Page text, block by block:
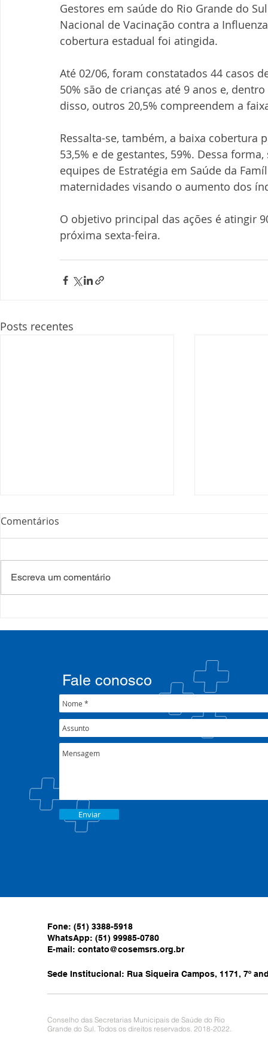
Gestores em saúde do Rio Grande do
Nacional de Vacinação contra a
cobertura estadual foi atingida.
Até 02/06, foram constatados 44 casos
50% são de crianças até 9 anos e,
disso, outros 20,5% compreendem a
Ressalta-se, também, a baixa cobertura
53,5% e de gestantes, 59%. Dessa
equipes de Estratégia em Saúde da
maternidades visando o aumento dos
O objetivo principal das ações é atingir
próxima sexta-feira.
Posts recentes
001/2022
Comentários
Escreva um comentário
Enviar
Fale conosco
Fone: (51) 3388-5918
WhatsApp: (51) 99985-0780
E-mail: contato@cosemsrs.org.br
Sede Institucional: Rua Siqueira Campos, 1171, 7º
Conselho das Secretarias Municipais de Saúde do Rio
Grande do Sul. Todos os direitos reservados. 2018-2022.